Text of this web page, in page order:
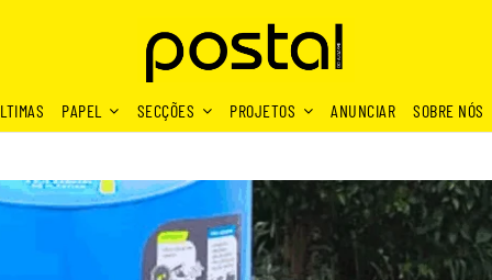
PAPEL SECÇÕES PROJETOS ANUNCIAR SOBRE NÓS